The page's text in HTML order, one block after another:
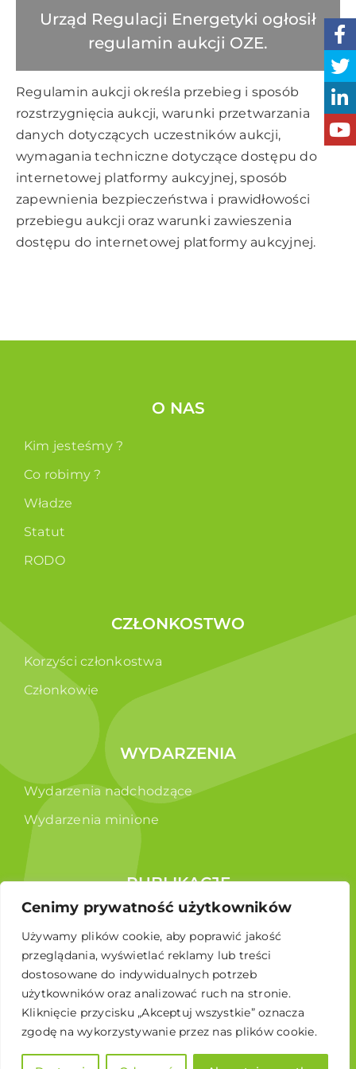
Cenimy prywatność użytkowników
Używamy plików cookie, aby poprawić jakość
przeglądania, wyświetlać reklamy lub treści
dostosowane do indywidualnych potrzeb
użytkowników oraz analizować ruch na stronie.
Kliknięcie przycisku „Akceptuj wszystkie” oznacza
zgodę na wykorzystywanie przez nas plików cookie.
Urząd Regulacji Energetyki ogłosił
regulamin aukcji OZE.
Regulamin aukcji określa przebieg i sposób
rozstrzygnięcia aukcji, warunki przetwarzania
danych dotyczących uczestników aukcji,
wymagania techniczne dotyczące dostępu do
internetowej platformy aukcyjnej, sposób
zapewnienia bezpieczeństwa i prawidłowości
przebiegu aukcji oraz warunki zawieszenia
dostępu do internetowej platformy aukcyjnej.
O NAS
Kim jesteśmy ?
Co robimy ?
Władze
Statut
RODO
CZŁONKOSTWO
Korzyści członkostwa
Członkowie
WYDARZENIA
Wydarzenia nadchodzące
Wydarzenia minione
PUBLIKACJE
Raporty
Broszura edukacyjna